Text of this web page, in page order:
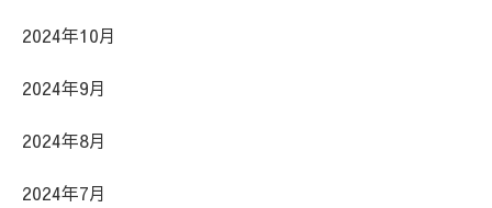
2024年10月
2024年9月
2024年8月
2024年7月